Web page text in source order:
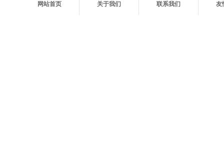
网站首页 关于我们 联系我们 友